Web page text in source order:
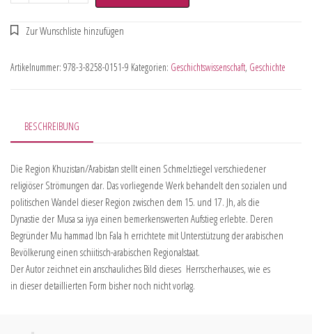
Artikelnummer: 978-3-8258-0151-9 Kategorien: Geschichtswissenschaft, Geschichte
BESCHREIBUNG
Die Region Khuzistan/Arabistan stellt einen Schmelztiegel verschiedener
religiöser Strömungen dar. Das vorliegende Werk behandelt den sozialen und
politischen Wandel dieser Region zwischen dem 15. und 17. Jh, als die
Dynastie der Musa sa iyya einen bemerkenswerten Aufstieg erlebte. Deren
Begründer Mu hammad Ibn Fala h errichtete mit Unterstützung der arabischen
Bevölkerung einen schiitisch-arabischen Regionalstaat.
Der Autor zeichnet ein anschauliches Bild dieses Herrscherhauses, wie es
in dieser detaillierten Form bisher noch nicht vorlag.